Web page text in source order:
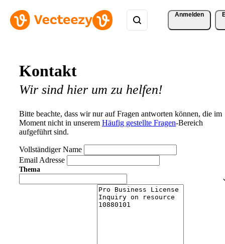
Anmelden
Kontakt
Wir sind hier um zu helfen!
Bitte beachte, dass wir nur auf Fragen antworten können, die im
Moment nicht in unserem Häufig gestellte Fragen-Bereich
aufgeführt sind.
Vollständiger Name
Email Adresse
Thema